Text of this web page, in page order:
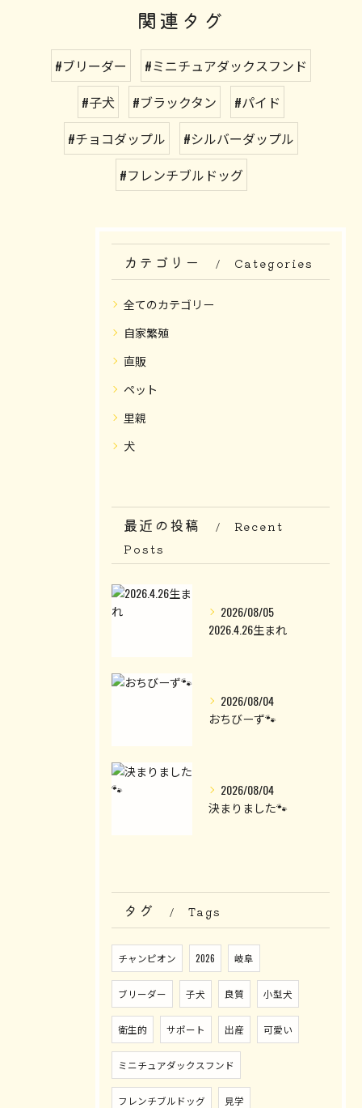
関連タグ
#ブリーダー
#ミニチュアダックスフンド
#子犬
#ブラックタン
#パイド
#チョコダップル
#シルバーダップル
#フレンチブルドッグ
カテゴリー Categories
全てのカテゴリー
自家繁殖
直販
ペット
里親
犬
最近の投稿
Recent
Posts
2026/08/05
2026.4.26生まれ
2026/08/04
おちびーず🐾
2026/08/04
決まりました🐾
タグ Tags
チャンピオン 2026 岐阜
ブリーダー 子犬 良質 小型犬
衛生的 サポート 出産 可愛い
ミニチュアダックスフンド
フレンチブルドッグ 見学